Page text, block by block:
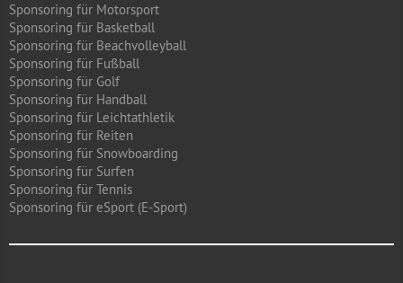
Sponsoring für Motorsport
Sponsoring für Basketball
Sponsoring für Beachvolleyball
Sponsoring für Fußball
Sponsoring für Golf
Sponsoring für Handball
Sponsoring für Leichtathletik
Sponsoring für Reiten
Sponsoring für Snowboarding
Sponsoring für Surfen
Sponsoring für Tennis
Sponsoring für eSport (E-Sport)